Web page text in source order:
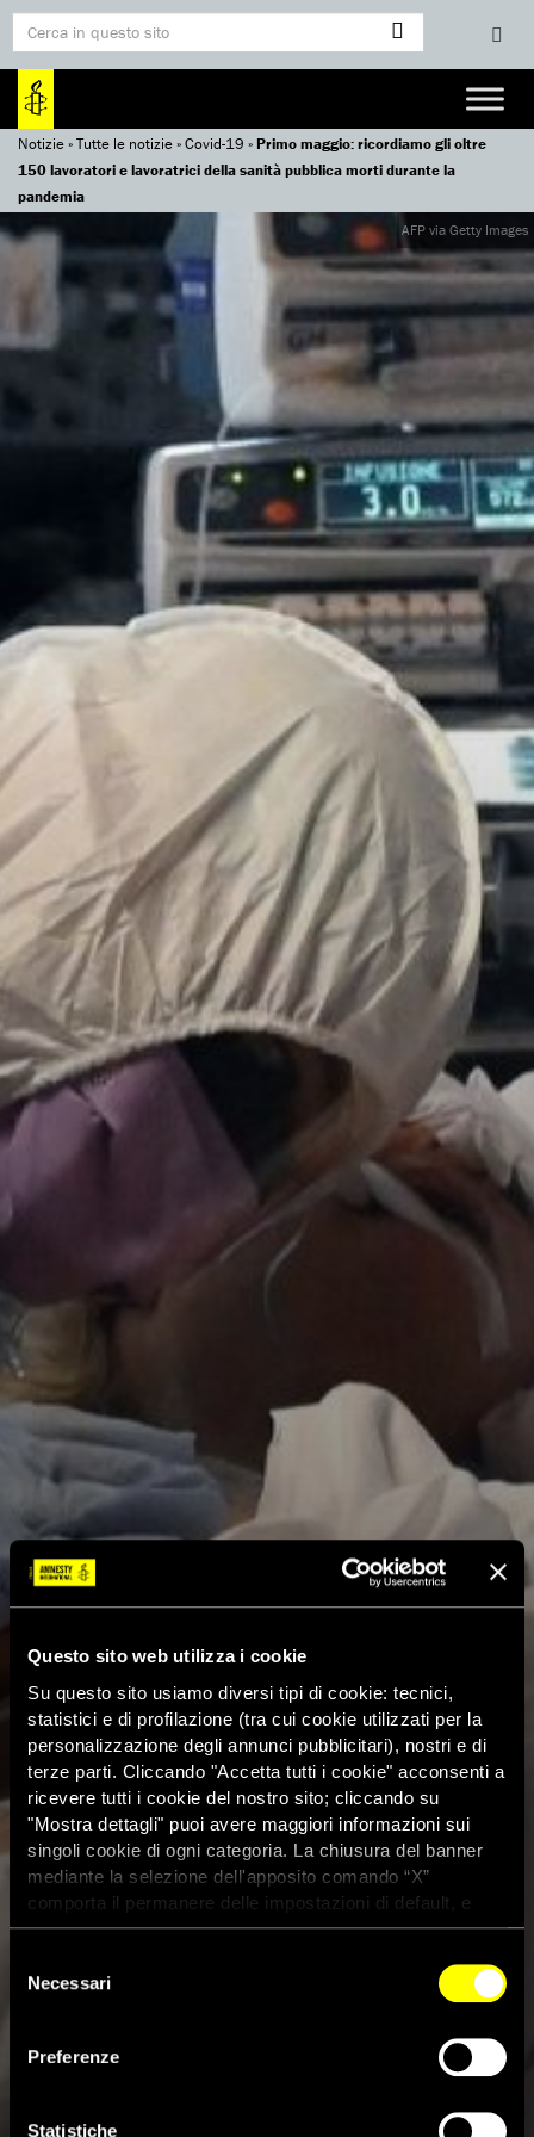
Questo sito web utilizza i cookie
Su questo sito usiamo diversi tipi di cookie: tecnici,
statistici e di profilazione (tra cui cookie utilizzati per la
personalizzazione degli annunci pubblicitari), nostri e di
terze parti. Cliccando "Accetta tutti i cookie" acconsenti a
ricevere tutti i cookie del nostro sito; cliccando su
"Mostra dettagli" puoi avere maggiori informazioni sui
singoli cookie di ogni categoria. La chiusura del banner
mediante la selezione dell'apposito comando “X”
comporta il permanere delle impostazioni di default, e
dunque la continuazione della navigazione con i cookie
dei cookie attivi sul sito clicca
delNecessari
Preferenze
Statistiche
Notizie»Tutte le notizie»Covid-19 »Primo maggio: ricordiamo gli oltre
150 lavoratori e lavoratrici della sanità pubblica morti durante la
pandemia
oltre 150 lavoratori e
lavoratrici della sanità pubblica
AFP via Getty Images